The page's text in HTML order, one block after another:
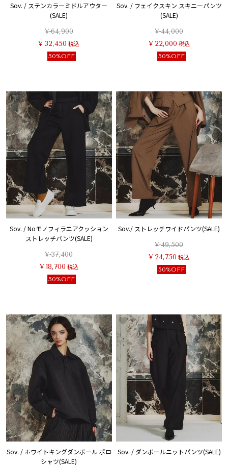
Sov. / ステンカラーミドルアウター
(SALE)
¥64,900
¥ 32,450 税込
50%OFF
Sov. / フェイクスキン スキニーパンツ
(SALE)
¥44,000
¥ 22,000 税込
50%OFF
Sov. / Noモノフィラエアクッション
ストレッチパンツ(SALE)
¥37,400
¥18,700 税込
50%OFF
Sov./ ストレッチワイドパンツ(SALE)
¥49,500
¥24,750 税込
50%OFF
Sov. / ホワイトキングダンボール ポロ
シャツ(SALE)
Sov. / ダンボールニットパンツ(SALE)